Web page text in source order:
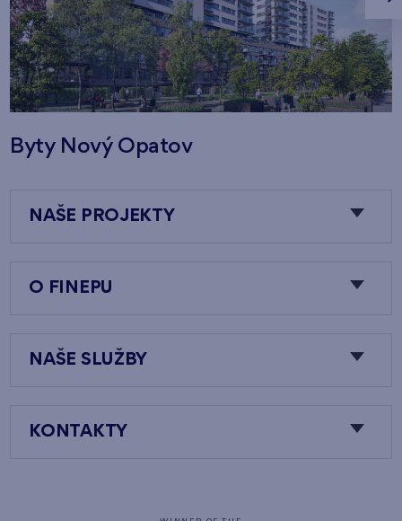
Byty Nový Opatov
NAŠE PROJEKTY
O FINEPU
NAŠE SLUŽBY
KONTAKTY